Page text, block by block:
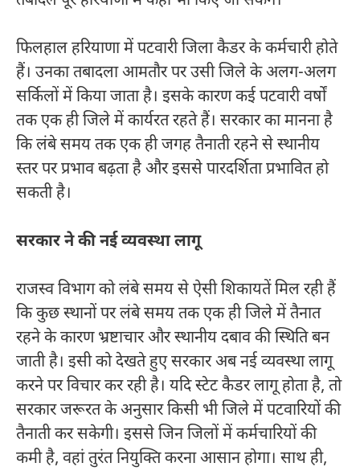
फिलहाल हरियाणा में पटवारी जिला कैडर के कर्मचारी होते
हैं। उनका तबादला आमतौर पर उसी जिले के अलग-अलग
सर्किलों में किया जाता है। इसके कारण कई पटवारी वर्षों
तक एक ही जिले में कार्यरत रहते हैं। सरकार का मानना है
कि लंबे समय तक एक ही जगह तैनाती रहने से स्थानीय
स्तर पर प्रभाव बढ़ता है और इससे पारदर्शिता प्रभावित हो
सकती है।
सरकार ने की नई व्यवस्था लागू
राजस्व विभाग को लंबे समय से ऐसी शिकायतें मिल रही हैं
कि कुछ स्थानों पर लंबे समय तक एक ही जिले में तैनात
रहने के कारण भ्रष्टाचार और स्थानीय दबाव की स्थिति बन
जाती है। इसी को देखते हुए सरकार अब नई व्यवस्था लागू
करने पर विचार कर रही है। यदि स्टेट कैडर लागू होता है, तो
सरकार जरूरत के अनुसार किसी भी जिले में पटवारियों की
तैनाती कर सकेगी। इससे जिन जिलों में कर्मचारियों की
कमी है, वहां तुरंत नियुक्ति करना आसान होगा। साथ ही,